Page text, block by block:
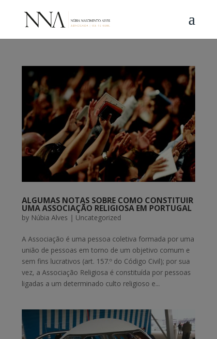
ALGUMAS NOTAS SOBRE COMO CONSTITUIR
UMA ASSOCIAÇÃO RELIGIOSA EM PORTUGAL
by Núbia Alves | Uncategorized
A Associação é uma pessoa coletiva formada por uma
união de pessoas em torno de um objetivo comum e
sem fins lucrativos (art. 157.º do Código Civil); por sua
vez, a Associação Religiosa é constituída por pessoas
ligadas a um determinado culto religioso e...